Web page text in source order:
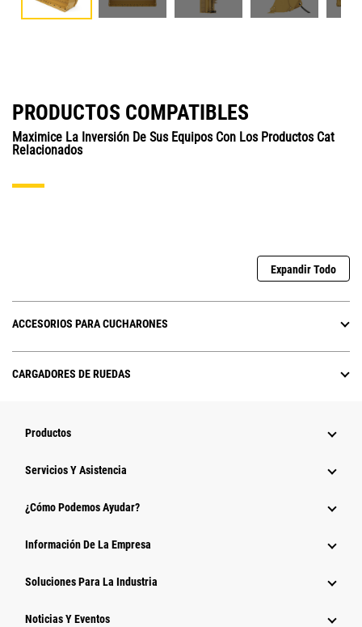
PRODUCTOS COMPATIBLES
Maximice La Inversión De Sus Equipos Con Los Productos Cat
Relacionados
Expandir Todo
ACCESORIOS PARA CUCHARONES
CARGADORES DE RUEDAS
Productos
Servicios Y Asistencia
¿Cómo Podemos Ayudar?
Información De La Empresa
Soluciones Para La Industria
Noticias Y Eventos